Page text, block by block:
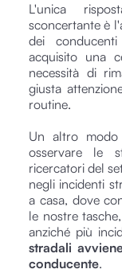
L'unica
sconcertante è
dei
acquisito una
necessità di
giusta
routine.
Un altro modo
osservare le
ricercatori del
negli incidenti
a casa, dove
le nostre
anziché più
stradali
conducente.